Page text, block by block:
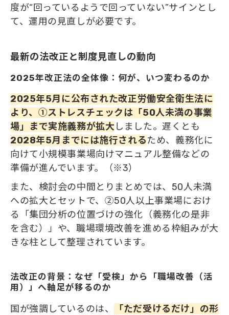
度が“回っているようで回っていない”サインとし
て、運用の見直しが必要です。
最新の法改正と制度見直しの動向
2025年改正法の全体像：何が、いつ変わるのか
2025年5月に公布された改正労働安全衛生法に
より、①ストレスチェックは「50人未満の事業
場」まで実施義務が拡大しました。遅くとも
2028年5月までには施行されるため、義務化に
向けて小規模事業場向けマニュアル整備などの
準備が進んでいます。（※3）
また、検討会の中間とりまとめでは、50人未満
への拡大とセットで、②50人以上事業場におけ
る「集団分析の位置づけの強化（義務化の是非
を含む）」や、職場環境改善を進める枠組みが大
きな柱として整理されています。
法改正の背景：なぜ「受検」から「職場改善（活
用）」へ軸足が移るのか
国が強調しているのは、
「ただ受けるだけ」の形